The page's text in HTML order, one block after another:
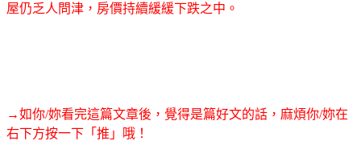
屋仍乏人問津，房價持續緩緩下跌之中。
→如你/妳看完這篇文章後，覺得是篇好文的話，麻煩你/妳在
右下方按一下「推」哦！